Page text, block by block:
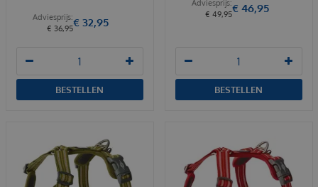
€ 36,95€ 32,95
BESTELLEN
€ 49,95€ 46,95
BESTELLEN